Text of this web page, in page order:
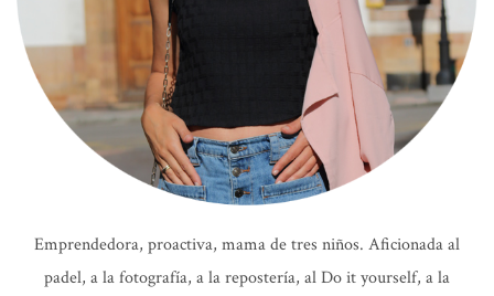
Emprendedora, proactiva, mama de tres niños. Aficionada al
padel, a la fotografía, a la repostería, al Do it yourself, a la